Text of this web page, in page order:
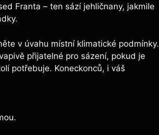
Franta – ten sází ​jehličnany, jakmile
v úvahu místní klimatické podmínky.
přijatelné pro sázení, pokud je
⁢potřebuje. Koneckonců, i váš